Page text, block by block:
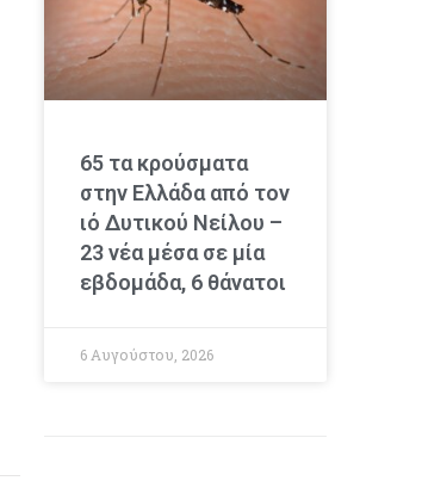
65 τα κρούσματα
στην Ελλάδα από τον
ιό Δυτικού Νείλου –
23 νέα μέσα σε μία
εβδομάδα, 6 θάνατοι
6 Αυγούστου, 2026